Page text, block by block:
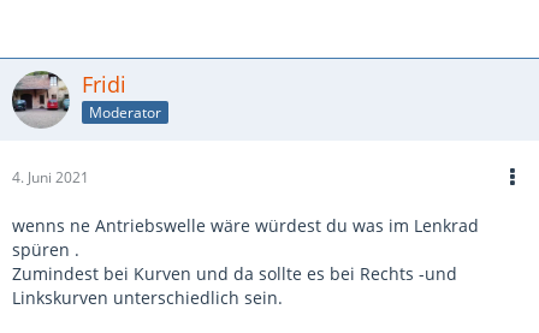
Fridi
Moderator
4. Juni 2021
wenns ne Antriebswelle wäre würdest du was im Lenkrad
spüren .
Zumindest bei Kurven und da sollte es bei Rechts -und
Linkskurven unterschiedlich sein.